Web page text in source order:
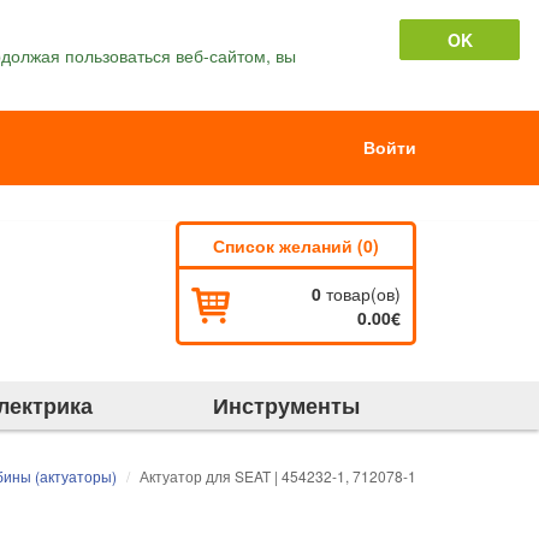
OK
пользоваться веб-сайтом, вы
Войти
Список желаний (0)
0 товар(ов)
0.00€
Инструменты
(актуаторы) Актуатор для SEAT | 454232-1, 712078-1